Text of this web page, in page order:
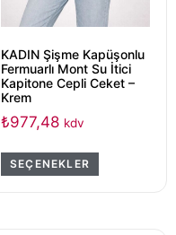
KADIN Şişme Kapüşonlu
Fermuarlı Mont Su İtici
Kapitone Cepli Ceket –
Krem
₺977,48 kdv
SEÇENEKLER